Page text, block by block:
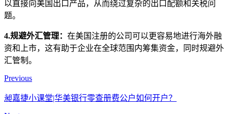
以直接向美国出口产品，从而绕过复杂的出口配额和关税问
题。
4.规避外汇管理： 在美国注册的公司可以更容易地进行海外融
资和上市，这有助于企业在全球范围内筹集资金，同时规避外
汇管制。
Previous
昶嘉捷小课堂|华美银行零查册费公户如何开户？